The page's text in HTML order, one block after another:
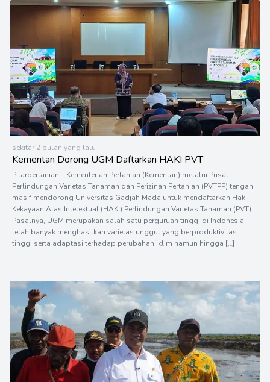
sekitar 2 bulan yang lalu
Kementan Dorong UGM Daftarkan HAKI PVT
Pilarpertanian – Kementerian Pertanian (Kementan) melalui Pusat
Perlindungan Varietas Tanaman dan Perizinan Pertanian (PVTPP) tengah
masif mendorong Universitas Gadjah Mada untuk mendaftarkan Hak
Kekayaan Atas Intelektual (HAKI) Perlindungan Varietas Tanaman (PVT).
Pasalnya, UGM merupakan salah satu perguruan tinggi di Indonesia
telah banyak menghasilkan varietas unggul yang berproduktivitas
tinggi serta adaptasi terhadap perubahan iklim namun hingga […]